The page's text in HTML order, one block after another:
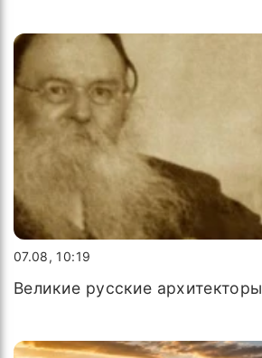
07.08, 10:19
Великие русские архитекторы